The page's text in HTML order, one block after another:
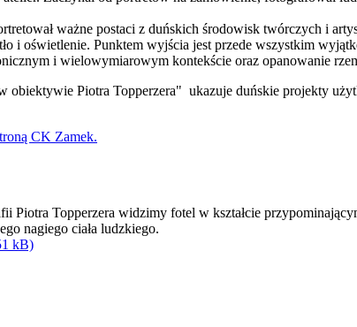
ważne postaci z duńskich środowisk twórczych i
i oświetlenie. Punktem wyjścia jest przede wszystkim
i wielowymiarowym kontekście oraz opanowanie
obiektywie Piotra Topperzera" ukazuje duńskie projekty
CK Zamek.
kB)